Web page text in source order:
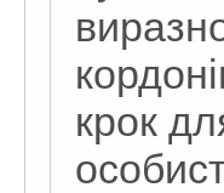
крок